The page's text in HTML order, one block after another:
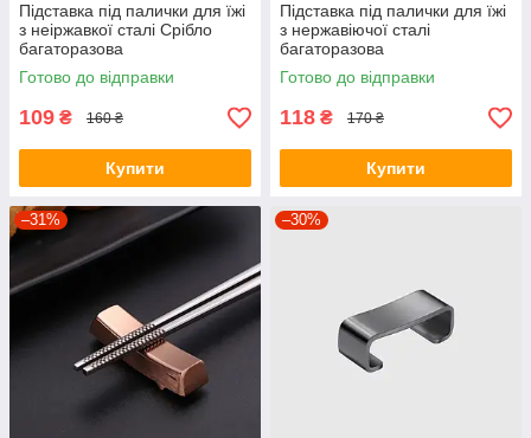
Підставка під палички для їжі
з неіржавкої сталі Срібло
багаторазова
Готово до відправки
109 ₴ 160 ₴
Купити
Підставка під палички для їжі
з нержавіючої сталі
багаторазова
Готово до відправки
118 ₴ 170 ₴
Купити
–31% –30%